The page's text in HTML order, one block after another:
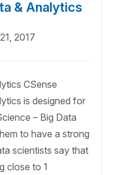
& Analytics
2017
CSense
is designed for
– Big Data
to have a strong
scientists say that
close to 1